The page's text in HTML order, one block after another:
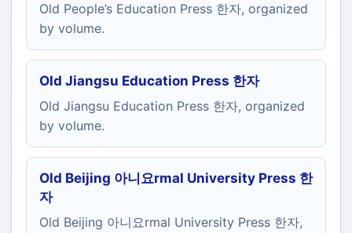
Old People’s Education Press 한자, organized
by volume.
Old Jiangsu Education Press 한자
Old Jiangsu Education Press 한자, organized
by volume.
Old Beijing 아니요rmal University Press 한
자
Old Beijing 아니요rmal University Press 한자,